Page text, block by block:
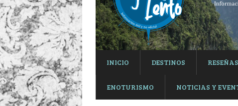
INICIO DESTINOS
ENOTURISMO NOTICIAS Y